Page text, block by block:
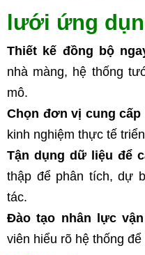
lưới ứng
Thiết kế đồng bộ
nhà màng, hệ thống
mô.
Chọn đơn vị cung cấp
kinh nghiệm thực tế
Tận dụng dữ liệu để
thập để phân tích, dự
tác.
Đào tạo nhân lực
viên hiểu rõ hệ thống